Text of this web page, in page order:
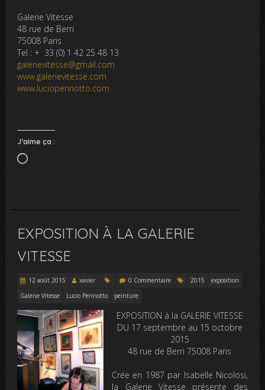
Galerie Vitesse
48 rue de Berri
75008 Paris
Tel : + 33 (0) 1 42 25 48 13
galerievitesse@gmail.com
www.galerievitesse.com
www.lucioperinotto.com
J’aime ça :
Chargement…
EXPOSITION À LA GALERIE
VITESSE
12 août 2015 xavier 0 Commentaire 2015
exposition
Galerie Vitesse
Lucio Perinotto peinture
EXPOSITION à la GALERIE VITESSE
DU 17 septembre au 15 octobre
2015
48 rue de Berri 75008 Paris
Crée en 1987 par Isabelle Nicolosi,
la Galerie Vitesse présente des